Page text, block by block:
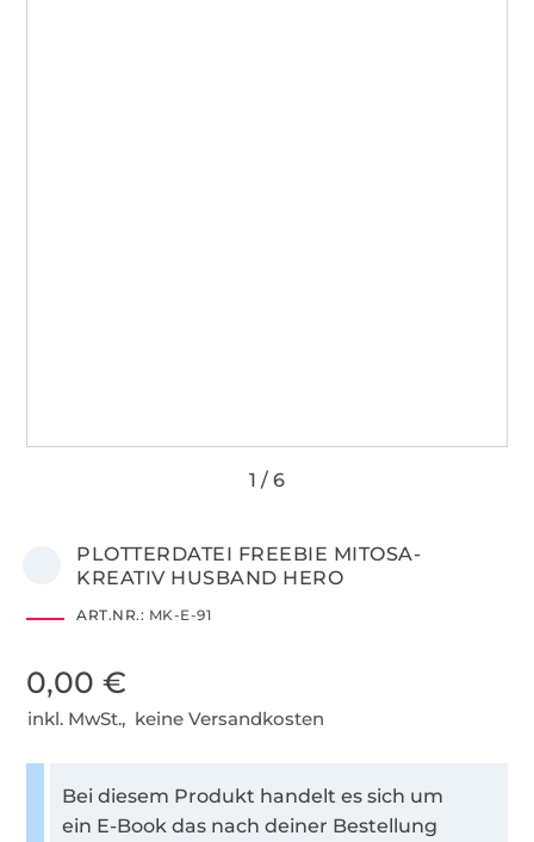
PLOTTERDATEI FREEBIE MITOSA-
KREATIV HUSBAND HERO
ART.NR.: MK-E-91
0,00 €
inkl. MwSt., keine Versandkosten
Bei diesem Produkt handelt es sich um
ein E-Book das nach deiner Bestellung